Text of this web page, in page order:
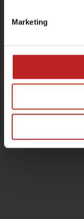
Marketing